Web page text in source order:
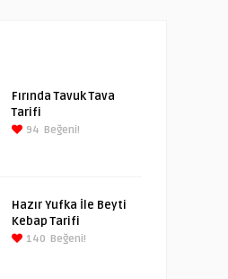
Fırında Tavuk Tava
Tarifi
94 Beğeni!
Hazır Yufka İle Beyti
Kebap Tarifi
140 Beğeni!